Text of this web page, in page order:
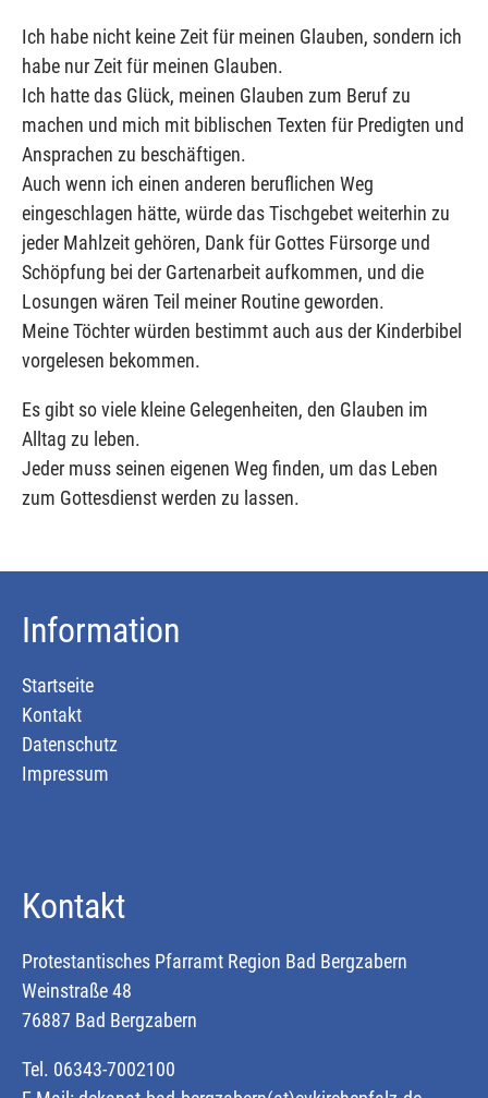
Ich habe nicht keine Zeit für meinen Glauben, sondern ich
habe nur Zeit für meinen Glauben.
Ich hatte das Glück, meinen Glauben zum Beruf zu
machen und mich mit biblischen Texten für Predigten und
Ansprachen zu beschäftigen.
Auch wenn ich einen anderen beruflichen Weg
eingeschlagen hätte, würde das Tischgebet weiterhin zu
jeder Mahlzeit gehören, Dank für Gottes Fürsorge und
Schöpfung bei der Gartenarbeit aufkommen, und die
Losungen wären Teil meiner Routine geworden.
Meine Töchter würden bestimmt auch aus der Kinderbibel
vorgelesen bekommen.
Es gibt so viele kleine Gelegenheiten, den Glauben im
Alltag zu leben.
Jeder muss seinen eigenen Weg finden, um das Leben
zum Gottesdienst werden zu lassen.
Information
Startseite
Kontakt
Datenschutz
Impressum
Kontakt
Protestantisches Pfarramt Region Bad Bergzabern
Weinstraße 48
76887 Bad Bergzabern
Tel. 06343-7002100